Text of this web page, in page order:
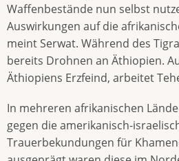
Waffenbestände nun selbst
Auswirkungen auf die
meint Serwat. Während des
bereits Drohnen an Äthiopien.
Äthiopiens Erzfeind, arbeitet
In mehreren afrikanischen
gegen die amerikanisch-
Trauerbekundungen für